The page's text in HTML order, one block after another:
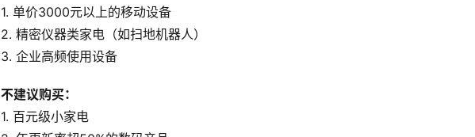
1. 单价3000元以上的移动设备
2. 精密仪器类家电（如扫地机器人）
3. 企业高频使用设备
不建议购买：
1. 百元级小家电